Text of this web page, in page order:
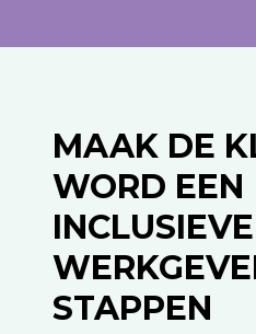
MAAK DE
WORD EEN
INCLUSIEVE
STAPPEN